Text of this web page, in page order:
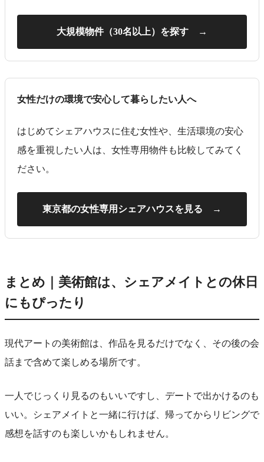
大規模物件（30名以上）を探す →
女性だけの環境で安心して暮らしたい人へ
はじめてシェアハウスに住む女性や、生活環境の安心
感を重視したい人は、女性専用物件も比較してみてく
ださい。
東京都の女性専用シェアハウスを見る →
まとめ｜美術館は、シェアメイトとの休日
にもぴったり
現代アートの美術館は、作品を見るだけでなく、その後の会
話まで含めて楽しめる場所です。
一人でじっくり見るのもいいですし、デートで出かけるのも
いい。シェアメイトと一緒に行けば、帰ってからリビングで
感想を話すのも楽しいかもしれません。